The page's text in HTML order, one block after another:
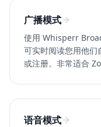
广播模式
使用 Whisperr
可实时阅读您用他
或注册。非常适合
语音模式